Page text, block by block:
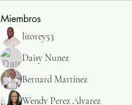
Miembros
litorey53
Daisy Nunez
Bernard Martínez
Wendy Perez Alvarez